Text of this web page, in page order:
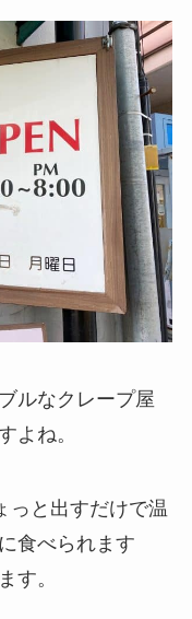
ルなクレープ屋
よね。
っと出すだけで温
食べられます
す。